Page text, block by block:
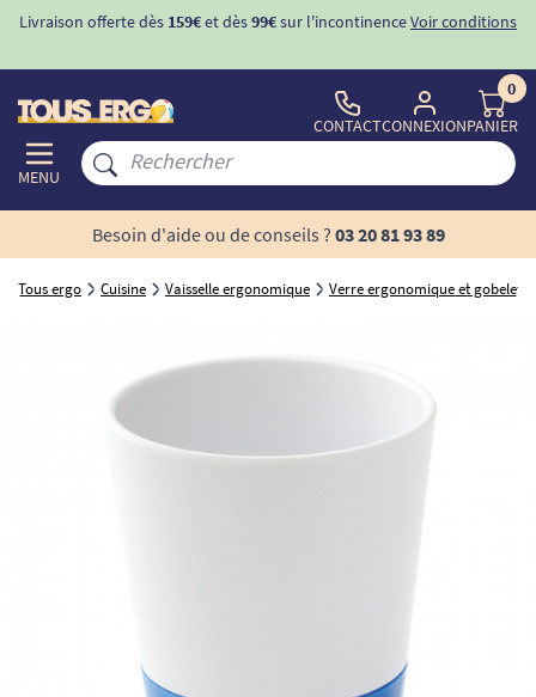
Livraison offerte dès 159€et dès99€sur l'incontinenceVoir conditions
MENU
CONTACTCONNEXION
0
PANIER
Besoin d'aide ou de conseils ? 03 20 81 93 89
Tous ergo Cuisine Vaisselle ergonomique Verre ergonomique et gobelet